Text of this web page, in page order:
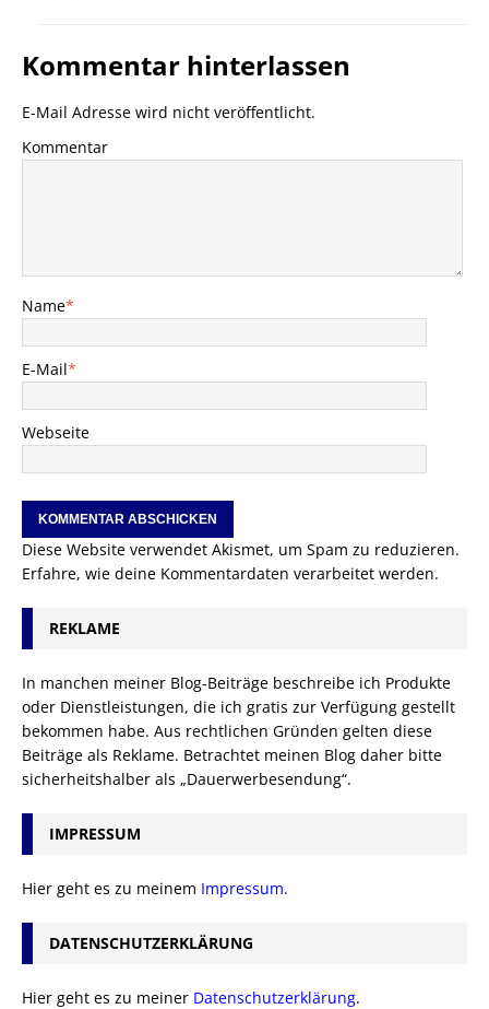
Kommentar hinterlassen
E-Mail Adresse wird nicht veröffentlicht.
Kommentar
Name*
E-Mail*
Webseite
Diese Website verwendet Akismet, um Spam zu reduzieren.
Erfahre, wie deine Kommentardaten verarbeitet werden.
REKLAME
In manchen meiner Blog-Beiträge beschreibe ich Produkte
oder Dienstleistungen, die ich gratis zur Verfügung gestellt
bekommen habe. Aus rechtlichen Gründen gelten diese
Beiträge als Reklame. Betrachtet meinen Blog daher bitte
sicherheitshalber als „Dauerwerbesendung“.
IMPRESSUM
Hier geht es zu meinem Impressum.
DATENSCHUTZERKLÄRUNG
Hier geht es zu meiner Datenschutzerklärung.